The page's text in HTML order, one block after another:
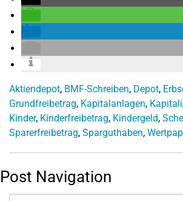
Aktiendepot, BMF-Schreiben, Depot,
Grundfreibetrag, Kapitalanlagen,
Kinder, Kinderfreibetrag, Kindergeld,
Sparerfreibetrag, Sparguthaben,
Post Navigation